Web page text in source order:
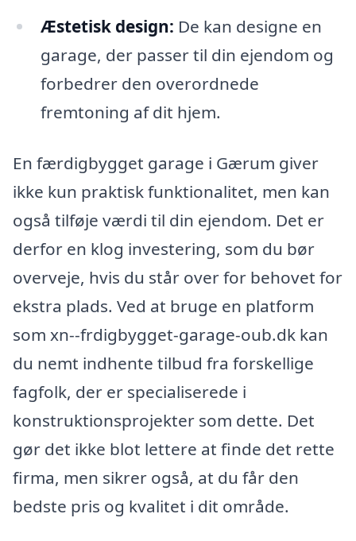
Æstetisk design: De kan designe en
garage, der passer til din ejendom og
forbedrer den overordnede
fremtoning af dit hjem.
En færdigbygget garage i Gærum giver
ikke kun praktisk funktionalitet, men kan
også tilføje værdi til din ejendom. Det er
derfor en klog investering, som du bør
overveje, hvis du står over for behovet for
ekstra plads. Ved at bruge en platform
som xn--frdigbygget-garage-oub.dk kan
du nemt indhente tilbud fra forskellige
fagfolk, der er specialiserede i
konstruktionsprojekter som dette. Det
gør det ikke blot lettere at finde det rette
firma, men sikrer også, at du får den
bedste pris og kvalitet i dit område.